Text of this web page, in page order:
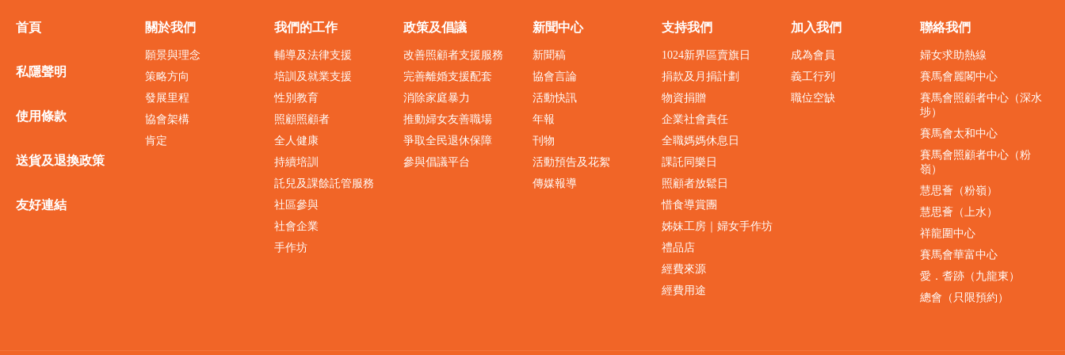
首頁
私隱聲明
使用條款
送貨及退換政策
友好連結
關於我們
願景與理念
策略方向
發展里程
協會架構
肯定
我們的工作
輔導及法律支援
培訓及就業支援
性別教育
照顧照顧者
全人健康
持續培訓
託兒及課餘託管服務
社區參與
社會企業
手作坊
政策及倡議
改善照顧者支援服務
完善離婚支援配套
消除家庭暴力
推動婦女友善職場
爭取全民退休保障
參與倡議平台
新聞中心
新聞稿
協會言論
活動快訊
年報
刊物
活動預告及花絮
傳媒報導
支持我們
1024新界區賣旗日
捐款及月捐計劃
物資捐贈
企業社會責任
全職媽媽休息日
課託同樂日
照顧者放鬆日
惜食導賞團
姊妹工房｜婦女手作坊
禮品店
經費來源
經費用途
加入我們
成為會員
義工行列
職位空缺
聯絡我們
婦女求助熱線
賽馬會麗閣中心
賽馬會照顧者中心（深水
埗）
賽馬會太和中心
賽馬會照顧者中心（粉
嶺）
慧思薈（粉嶺）
慧思薈（上水）
祥龍圍中心
賽馬會華富中心
愛．耆跡（九龍東）
總會（只限預約）